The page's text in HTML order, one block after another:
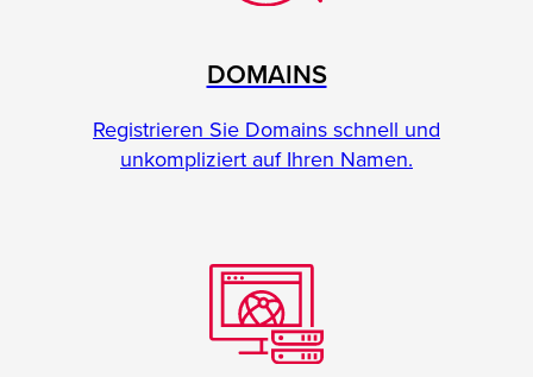
DOMAINS
Registrieren Sie Domains schnell und
unkompliziert auf Ihren Namen.